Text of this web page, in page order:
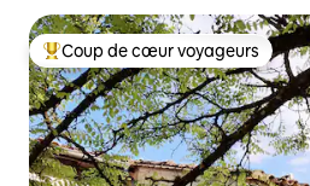
Coups de cœur voyageurs les plus
Coup de cœur voyageurs